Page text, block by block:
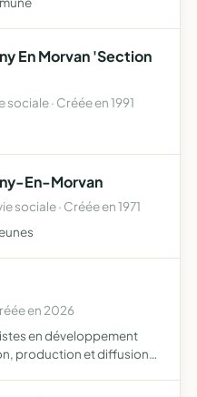
En Morvan 'Section
sociale · Créée en 1991
En-Morvan
sociale · Créée en 1971
en 2026
en développement
production et diffusion